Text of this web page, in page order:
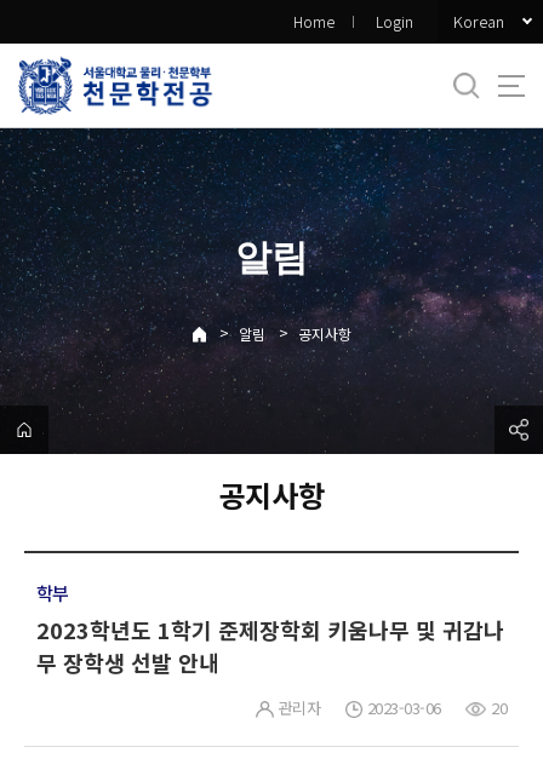
로
메
뉴
Home Login Korean
알림
> 알림 > 공지사항
공지사항
학부
2023학년도 1학기 준제장학회 키움나무 및 귀감나
무 장학생 선발 안내
관리자 2023-03-06 20